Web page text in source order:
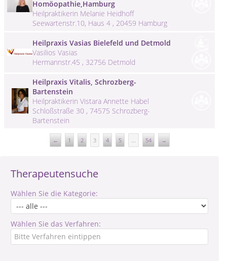
Therapeutensuche
Wählen Sie die Kategorie:
Wählen Sie das Verfahren:
Homöopathie,Hamburg
Heilpraktikerin Melanie Heidhoff
Seewartenstr.10, Haus 4 , 20459 Hamburg
Heilpraxis Vasias Bielefeld und Detmold
Vasilios Vasias
Hermannstr.45 , 32756 Detmold
Heilpraxis Vitalis, Schrozberg-
Bartenstein
Heilpraktikerin Vistara Annette Habel
Schloßstraße 30 , 74575 Schrozberg-
Bartenstein
← 1 2 3 4 5 ... 54 →